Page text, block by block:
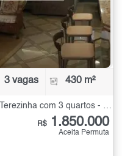
3 vagas 430 m²
Sobrado à Venda na Cohab Santa Terezinha com 3 quartos - 430 m²
R$ 1.850.000
Aceita Permuta